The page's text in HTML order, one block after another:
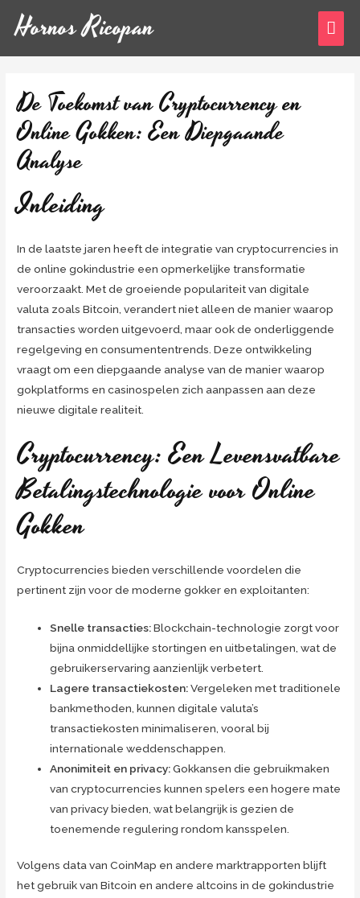
Hornos Ricopan
De Toekomst van Cryptocurrency en
Online Gokken: Een Diepgaande
Analyse
Inleiding
In de laatste jaren heeft de integratie van cryptocurrencies in
de online gokindustrie een opmerkelijke transformatie
veroorzaakt. Met de groeiende populariteit van digitale
valuta zoals Bitcoin, verandert niet alleen de manier waarop
transacties worden uitgevoerd, maar ook de onderliggende
regelgeving en consumententrends. Deze ontwikkeling
vraagt om een diepgaande analyse van de manier waarop
gokplatforms en casinospelen zich aanpassen aan deze
nieuwe digitale realiteit.
Cryptocurrency: Een Levensvatbare
Betalingstechnologie voor Online
Gokken
Cryptocurrencies bieden verschillende voordelen die
pertinent zijn voor de moderne gokker en exploitanten:
Snelle transacties:Blockchain-technologie zorgt voor
bijna onmiddellijke stortingen en uitbetalingen, wat de
gebruikerservaring aanzienlijk verbetert.
Lagere transactiekosten:Vergeleken met traditionele
bankmethoden, kunnen digitale valuta’s
transactiekosten minimaliseren, vooral bij
internationale weddenschappen.
Anonimiteit en privacy:Gokkansen die gebruikmaken
van cryptocurrencies kunnen spelers een hogere mate
van privacy bieden, wat belangrijk is gezien de
toenemende regulering rondom kansspelen.
Volgens data van CoinMap en andere marktrapporten blijft
het gebruik van Bitcoin en andere altcoins in de gokindustrie